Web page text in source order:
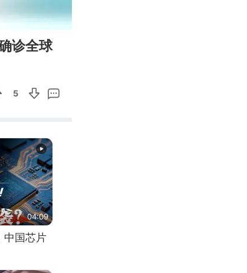
00:45
诊全球
5
04:09
中国芯片